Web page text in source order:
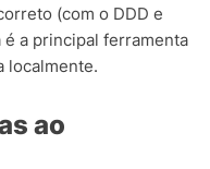
(com o DDD e
a principal ferramenta
localmente.
ao